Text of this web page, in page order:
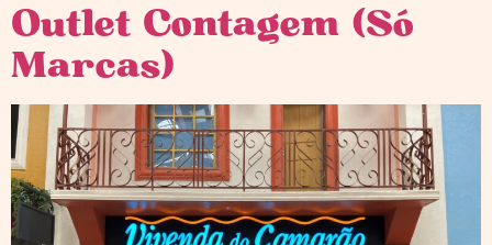
Outlet Contagem (Só
Marcas)